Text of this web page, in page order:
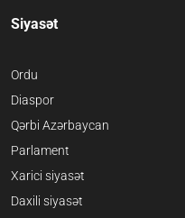
Siyasət
Ordu
Diaspor
Qərbi Azərbaycan
Parlament
Xarici siyasət
Daxili siyasət